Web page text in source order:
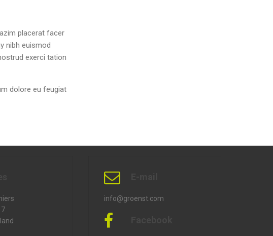
placerat facer
nibh euismod
exerci tation
dolore eu feugiat
info@groenst.com